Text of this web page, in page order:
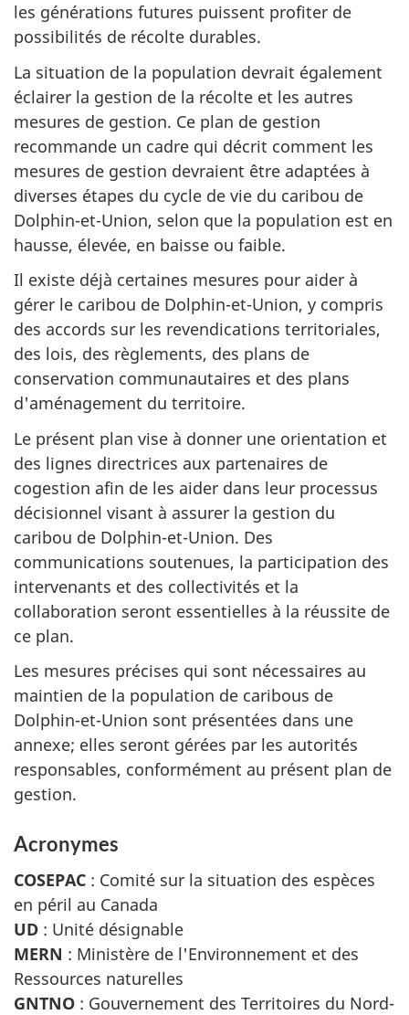
les générations futures puissent profiter de
possibilités de récolte durables.
La situation de la population devrait également
éclairer la gestion de la récolte et les autres
mesures de gestion. Ce plan de gestion
recommande un cadre qui décrit comment les
mesures de gestion devraient être adaptées à
diverses étapes du cycle de vie du caribou de
Dolphin-et-Union, selon que la population est en
hausse, élevée, en baisse ou faible.
Il existe déjà certaines mesures pour aider à
gérer le caribou de Dolphin-et-Union, y compris
des accords sur les revendications territoriales,
des lois, des règlements, des plans de
conservation communautaires et des plans
d'aménagement du territoire.
Le présent plan vise à donner une orientation et
des lignes directrices aux partenaires de
cogestion afin de les aider dans leur processus
décisionnel visant à assurer la gestion du
caribou de Dolphin-et-Union. Des
communications soutenues, la participation des
intervenants et des collectivités et la
collaboration seront essentielles à la réussite de
ce plan.
Les mesures précises qui sont nécessaires au
maintien de la population de caribous de
Dolphin-et-Union sont présentées dans une
annexe; elles seront gérées par les autorités
responsables, conformément au présent plan de
gestion.
Acronymes
COSEPAC : Comité sur la situation des espèces
en péril au Canada
UD : Unité désignable
MERN : Ministère de l'Environnement et des
Ressources naturelles
GNTNO : Gouvernement des Territoires du Nord-